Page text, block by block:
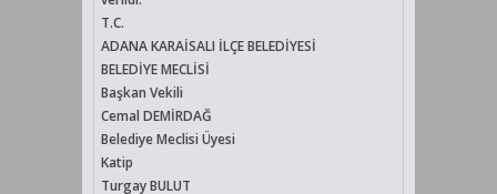
T.C.
ADANA KARAİSALI İLÇE BELEDİYESİ
BELEDİYE MECLİSİ
Başkan Vekili
Cemal DEMİRDAĞ
Belediye Meclisi Üyesi
Katip
Turgay BULUT